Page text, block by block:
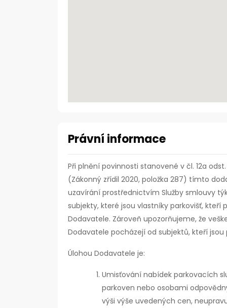
Právní informace
Při plnění povinnosti stanovené v čl. 12a
(Zákonný zřídil 2020, položka 287) tímto
uzavírání prostřednictvím Služby smlouvy
subjekty, které jsou vlastníky parkovišť,
Dodavatele. Zároveň upozorňujeme, že
Dodavatele pocházejí od subjektů, kteří jsou
Úlohou Dodavatele je:
Umisťování nabídek parkovacích
parkoven nebo osobami
výši výše uvedených cen,